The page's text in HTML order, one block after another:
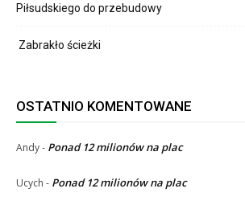
Piłsudskiego do przebudowy
Zabrakło ścieżki
OSTATNIO KOMENTOWANE
Andy- Ponad 12 milionów na plac
Ucych - Ponad 12 milionów na plac